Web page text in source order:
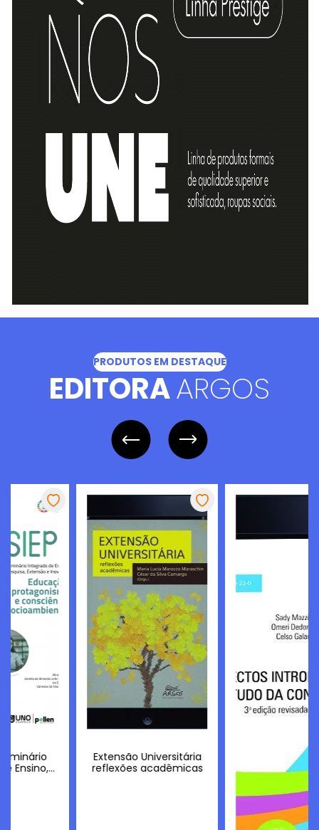
PRODUTOS EM DESTAQUE
EDITORAARGOS
Extensão Universitária
reflexões acadêmicas